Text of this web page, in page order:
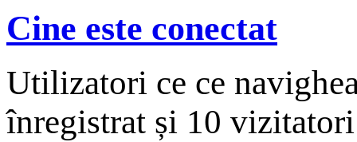
Cine este conectat
Utilizatori ce ce
înregistrat și 10 vizitatori